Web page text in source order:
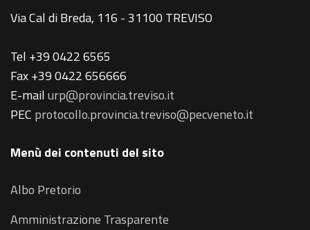
Via Cal di Breda, 116 - 31100 TREVISO
Tel +39 0422 6565
Fax +39 0422 656666
E-mailurp@provincia.treviso.it
PEC protocollo.provincia.treviso@pecveneto.it
Menù dei contenuti del sito
Albo Pretorio
Amministrazione Trasparente